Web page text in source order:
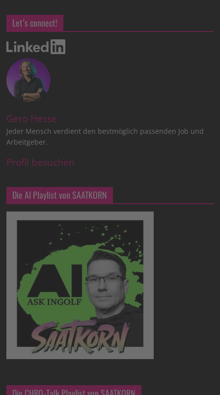
Let’s connect!
Gero Hesse
Jeder Mensch verdient den bestmöglich passenden Job und
Arbeitgeber.
Profil besuchen
Die AI Playlist von SAATKORN